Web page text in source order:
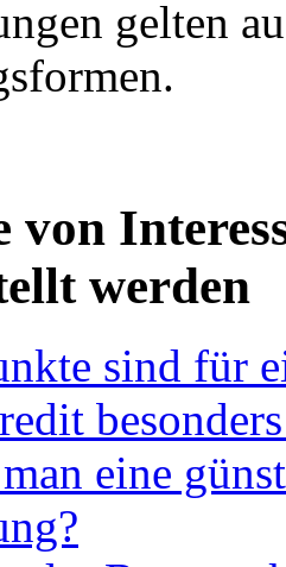
gelten
von
werden
sind für
eine